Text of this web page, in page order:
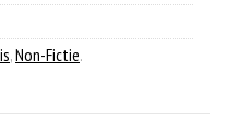
,Non-Fictie.